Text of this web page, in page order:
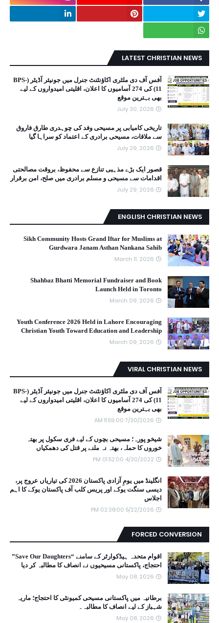
LATEST CHRISTIAN NEWS
آفس آف دی ملٹری اکاؤنٹنٹ جنرل میں جونیئر آڈیٹر (BPS-
11) کی 274 آسامیوں کا اعلان، اقلیتی امیدواروں کے لیے
بھی بہترین موقع
July 30, 2026
تاریخی کامیابی پر مسیحی وفد کی چوہدری طارق فاروق
سے ملاقات، مسیحی برادری کے اعتماد کو سراہا گیا
July 29, 2026
قصور ایک بڑے مذہبی تنازع سے محفوظ، بروقت مصالحتی
اقدامات سے مسیحی و مسلم برادری میں صلح، امن برقرار
July 29, 2026
ENGLISH CHRISTIAN NEWS
Sikh Community Hosts Grand Iftar for Muslims at
Gurdwara Janam Asthan Nankana Sahib
March 11, 2026
Shahbaz Bhatti Memorial Fundraiser and Book
Launch Held in Toronto
March 09, 2026
Youth Conference 2026 Held in Lahore Encouraging
Christian Youth Toward Education and Leadership
March 09, 2026
VIRAL CHRISTIAN NEWS
آفس آف دی ملٹری اکاؤنٹنٹ جنرل میں جونیئر آڈیٹر (BPS-
11) کی 274 آسامیوں کا اعلان، اقلیتی امیدواروں کے لیے
بھی بہترین موقع
7/30/2026 11:59:00 AM
شیخو پورہ؛ مسیحی بچوں کے لیے فری سکول پر بھتہ
خوروں کا حملہ، بھتہ نہ ملنے پر قتل کی دھمکیاں
4/30/2022 01:52:00 PM
انگلینڈ میں یومِ آزادی پاکستان 2026 کی تیاریاں عروج پر،
دیسی سنگت یوکے اور پریس کلب آف پاکستان یوکے کا اہم
اجلاس
5/22/2026 02:38:00 PM
FORCED CONVERSION
اقوام متحدہ ہیڈکوارٹر کے سامنے “Save Our Daughters”
احتجاج، پاکستانی مسیحیوں نے انصاف کا مطالبہ کر دیا
May 08, 2026
برطانیہ میں پاکستانی مسیحی کمیونٹی کا احتجاج؛ ماریہ
شہباز کے لیے انصاف کا مطالبہ۔
May 08, 2026